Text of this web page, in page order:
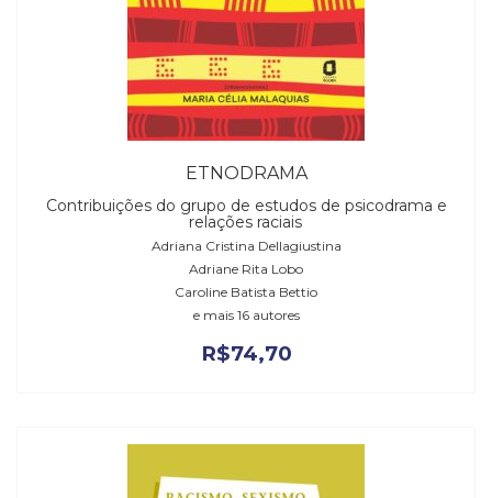
ETNODRAMA
Contribuições do grupo de estudos de psicodrama e
relações raciais
Adriana Cristina Dellagiustina
Adriane Rita Lobo
Caroline Batista Bettio
e mais 16 autores
R$74,70